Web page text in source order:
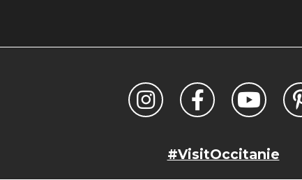
#VisitOccitanie